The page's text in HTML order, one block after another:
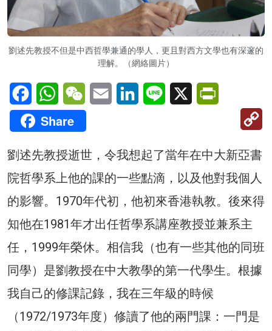
劉述先教授不但是中西哲學兼通的學人，更且對西方文學也有深邃的
理解。（網絡圖片）
FacebookWhatsAppWeChatEmail LinkedInLine X
Share
劉述先教授逝世，令我想起了當年在中大新亞書
院哲學系上他的課的一些點滴，以及他對我個人
的影響。1970年代初，他初來香港執教。後來得
知他在1981年才出任哲學系講座教授並兼系主
任，1999年榮休。相信我（也有一些其他的同班
同學）是劉教授在中大教學的第一代學生。根據
我自己的修課記錄，我在三年級的時候
（1972/1973年度）修讀了他的兩門課：一門是